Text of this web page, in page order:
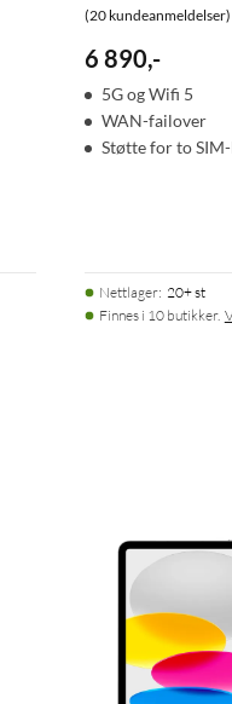
(20 kundeanmeldelser)
6 890,-
5G og Wifi 5
WAN-failover
Støtte for to
Nettlager: 20+ st
Finnes i 10 butikker.